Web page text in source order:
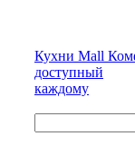
Кухни Mall
доступный
каждому